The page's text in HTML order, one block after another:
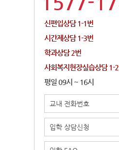
신편입상담 1-1번
시간제상담 1-3번
학과상담 2번
사회복지현장실습상담 1-
평일 09시 ~ 16시
교내 전화번호
입학 상담신청